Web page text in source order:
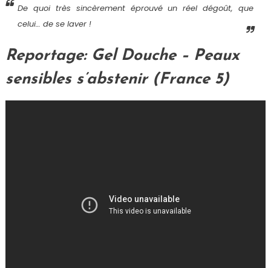
De quoi très sincèrement éprouvé un réel dégoût, que
celui… de se laver !
Reportage: Gel Douche – Peaux
sensibles s’abstenir (France 5)